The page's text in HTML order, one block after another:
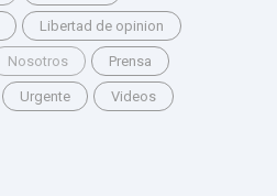
Libertad de opinion
Nosotros Prensa
Urgente Videos